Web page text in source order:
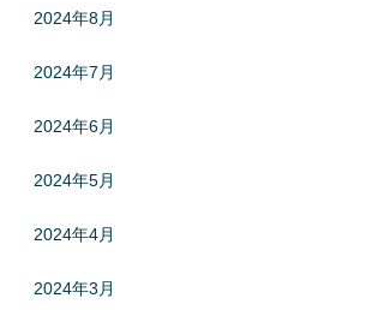
2024年8月
2024年7月
2024年6月
2024年5月
2024年4月
2024年3月